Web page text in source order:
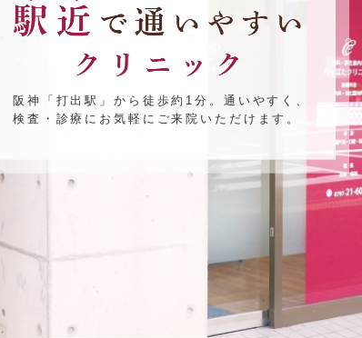
阪神「打出駅」から徒歩約1分。通いやすく、
検査・診療にお気軽にご来院いただけます。